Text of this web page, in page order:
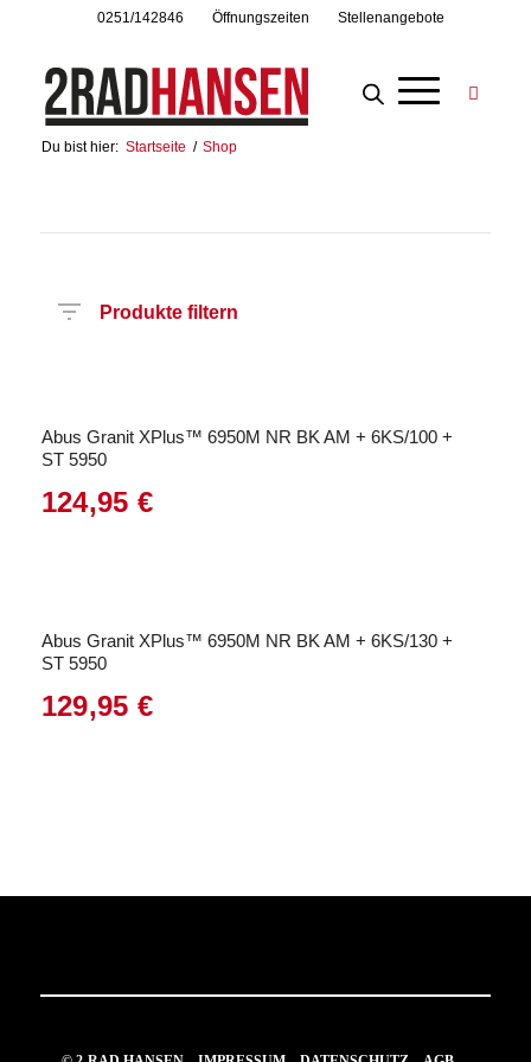
0251/142846 Öffnungszeiten Stellenangebote
Du bist hier: Startseite / Shop
Produkte filtern
Abus Granit XPlus™ 6950M NR BK AM + 6KS/100 +
ST 5950
124,95€
Abus Granit XPlus™ 6950M NR BK AM + 6KS/130 +
ST 5950
129,95€